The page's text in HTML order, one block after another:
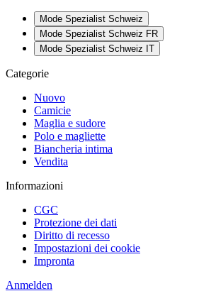
Mode Spezialist Schweiz
Mode Spezialist Schweiz FR
Mode Spezialist Schweiz IT
Categorie
Nuovo
Camicie
Maglia e sudore
Polo e magliette
Biancheria intima
Vendita
Informazioni
CGC
Protezione dei dati
Diritto di recesso
Impostazioni dei cookie
Impronta
Anmelden